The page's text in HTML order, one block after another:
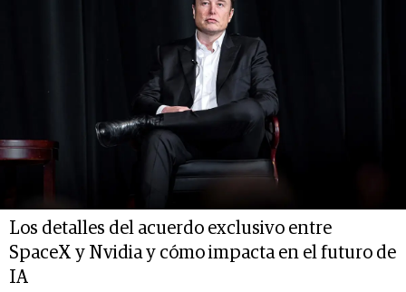
Los detalles del acuerdo exclusivo entre
SpaceX y Nvidia y cómo impacta en el futuro de
IA